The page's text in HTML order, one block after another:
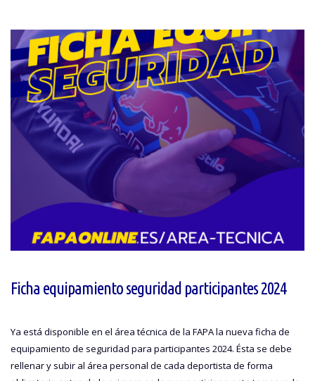
Ficha equipamiento seguridad participantes 2024
Ya está disponible en el área técnica de la FAPA la nueva ficha de
equipamiento de seguridad para participantes 2024. Ésta se debe
rellenar y subir al área personal de cada deportista de forma